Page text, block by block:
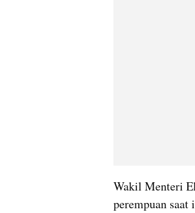
Wakil Menteri
perempuan